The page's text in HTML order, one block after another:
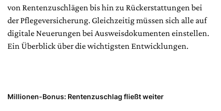
von Rentenzuschlägen bis hin zu Rückerstattungen bei
der Pflegeversicherung. Gleichzeitig müssen sich alle auf
digitale Neuerungen bei Ausweisdokumenten einstellen.
Ein Überblick über die wichtigsten Entwicklungen.
Millionen-Bonus: Rentenzuschlag fließt weiter